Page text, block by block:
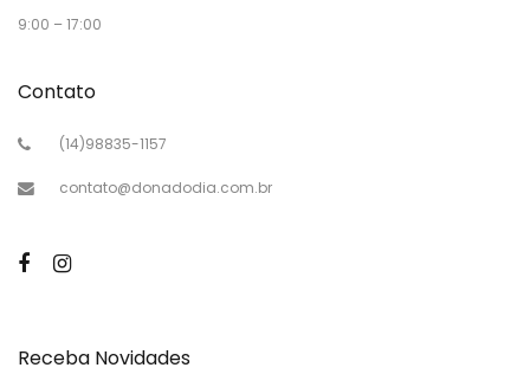
9:00 – 17:00
Contato
(14)98835-1157
contato@donadodia.com.br
Receba Novidades